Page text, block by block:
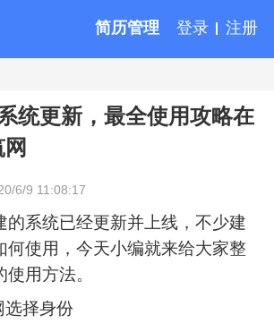
简历管理 登录 注册
统更新，最全使用攻略在
6/9 11:08:17
系统已经更新并上线，不少建
何使用，今天小编就来给大家整
用方法。
择身份